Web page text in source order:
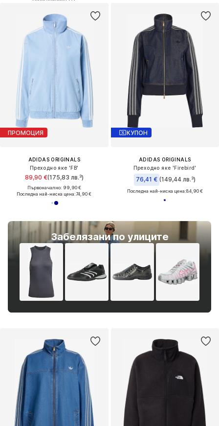
ПРОМОЦИЯ
ADIDAS ORIGINALS
Преходно яке 'FB'
89,90 €(175,83 лв.³)
Първоначално: 99,90 €
Последна най-ниска цена:74,90 €
Забелязани по улиците
КУПОН
ADIDAS ORIGINALS
Преходно яке 'Firebird'
76,41 € (149,44 лв.³)
Последна най-ниска цена:84,90 €